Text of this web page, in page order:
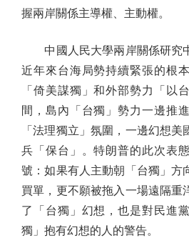
握兩岸關係主導權、主動權。
中國人民大學兩岸關係研究中
近年來台海局勢持續緊張的根
「倚美謀獨」和外部勢力「以
間，島內「台獨」勢力一邊推
「法理獨立」氛圍，一邊幻想
兵「保台」。特朗普的此次表
號：如果有人主動朝「台獨」方
買單，更不願被拖入一場遠隔重
了「台獨」幻想，也是對民進
獨」抱有幻想的人的警告。